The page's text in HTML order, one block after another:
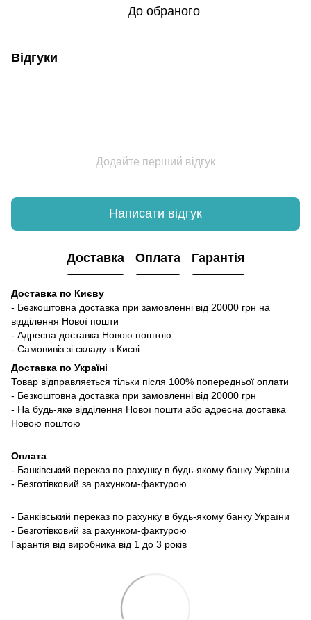
До обраного
Відгуки
Додайте перший відгук
Написати відгук
Доставка Оплата Гарантія
Доставка по Києву
- Безкоштовна доставка при замовленні від 20000 грн на
відділення Нової пошти
- Адресна доставка Новою поштою
- Самовивіз зі складу в Києві
Доставка по Україні
Товар відправляється тільки після 100% попередньої оплати
- Безкоштовна доставка при замовленні від 20000 грн
- На будь-яке відділення Нової пошти або адресна доставка
Новою поштою
Оплата
- Банківський переказ по рахунку в будь-якому банку України
- Безготівковий за рахунком-фактурою
- Банківський переказ по рахунку в будь-якому банку України
- Безготівковий за рахунком-фактурою
Гарантія від виробника від 1 до 3 років